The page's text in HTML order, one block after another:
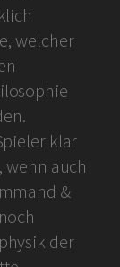
welcher
klar
wenn auch
&
der